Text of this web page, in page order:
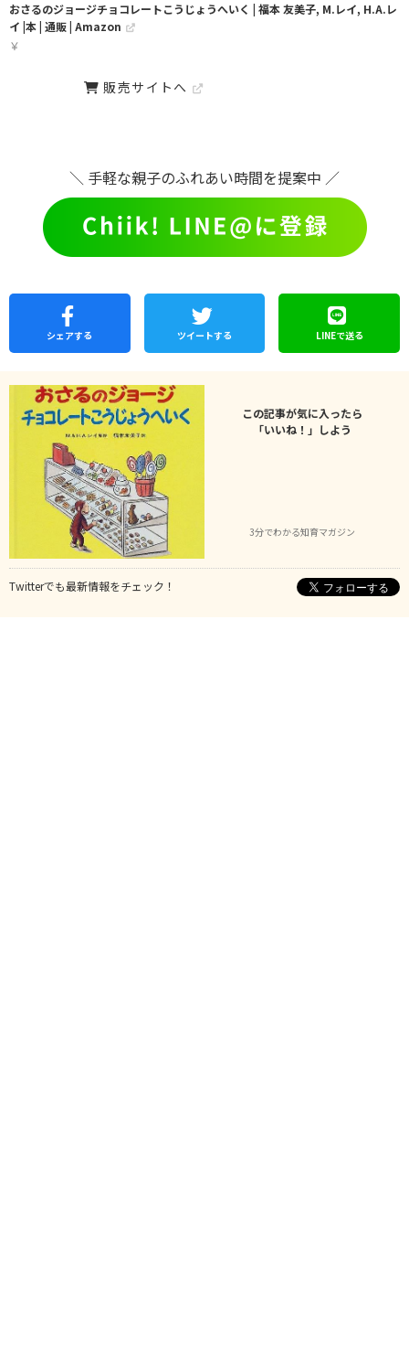
おさるのジョージチョコレートこうじょうへいく | 福本 友美子, M.レイ, H.A.レ
イ |本 | 通販 | Amazon
￥
販売サイトへ
＼ 手軽な親子のふれあい時間を提案中 ／
シェアする ツイートする LINEで送る
この記事が気に入ったら
「いいね！」しよう
3分でわかる知育マガジン
Twitterでも最新情報をチェック！